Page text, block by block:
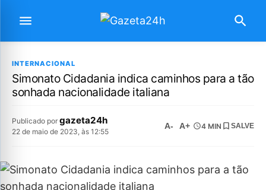
INTERNACIONAL
Simonato Cidadania indica caminhos para a tão
sonhada nacionalidade italiana
Publicado por gazeta24h
22 de maio de 2023, às 12:55
A- A+ 4 MIN SALVE